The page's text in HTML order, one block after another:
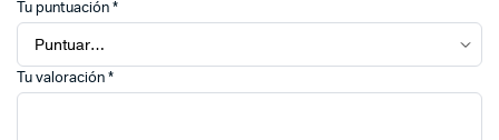
Tu puntuación *
Tu valoración *